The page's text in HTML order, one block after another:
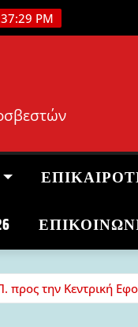
PM
την Κεντρική